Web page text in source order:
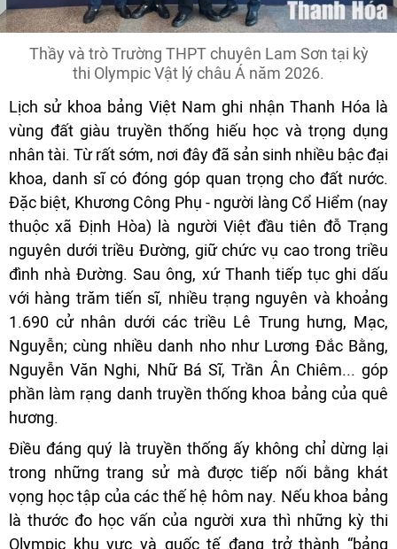
Thầy và trò Trường THPT chuyên Lam Sơn tại kỳ
thi Olympic Vật lý châu Á năm 2026.
Lịch sử khoa bảng Việt Nam ghi nhận Thanh Hóa là
vùng đất giàu truyền thống hiếu học và trọng dụng
nhân tài. Từ rất sớm, nơi đây đã sản sinh nhiều bậc đại
khoa, danh sĩ có đóng góp quan trọng cho đất nước.
Đặc biệt, Khương Công Phụ - người làng Cổ Hiểm (nay
thuộc xã Định Hòa) là người Việt đầu tiên đỗ Trạng
nguyên dưới triều Đường, giữ chức vụ cao trong triều
đình nhà Đường. Sau ông, xứ Thanh tiếp tục ghi dấu
với hàng trăm tiến sĩ, nhiều trạng nguyên và khoảng
1.690 cử nhân dưới các triều Lê Trung hưng, Mạc,
Nguyễn; cùng nhiều danh nho như Lương Đắc Bằng,
Nguyễn Văn Nghi, Nhữ Bá Sĩ, Trần Ân Chiêm... góp
phần làm rạng danh truyền thống khoa bảng của quê
hương.
Điều đáng quý là truyền thống ấy không chỉ dừng lại
trong những trang sử mà được tiếp nối bằng khát
vọng học tập của các thế hệ hôm nay. Nếu khoa bảng
là thước đo học vấn của người xưa thì những kỳ thi
Olympic khu vực và quốc tế đang trở thành “bảng